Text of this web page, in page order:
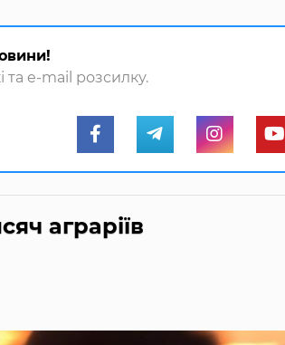
та e-mail розсилку.
аграріїв